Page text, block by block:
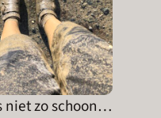
niet zo schoon…